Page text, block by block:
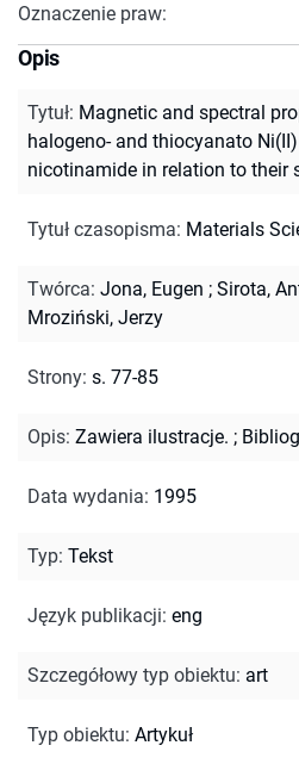
Oznaczenie praw:
Opis
Tytuł: Magnetic and spectral
halogeno- and thiocyanato
nicotinamide in relation to their
Tytuł czasopisma: Materials
Twórca: Jona, Eugen ; Sirota,
Mroziński, Jerzy
Strony: s. 77-85
Opis: Zawiera ilustracje. ;
Data wydania: 1995
Typ: Tekst
Język publikacji: eng
Szczegółowy typ obiektu: art
Typ obiektu: Artykuł